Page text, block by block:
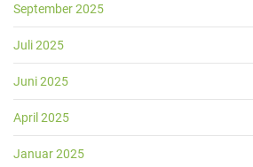
September 2025
Juli 2025
Juni 2025
April 2025
Januar 2025